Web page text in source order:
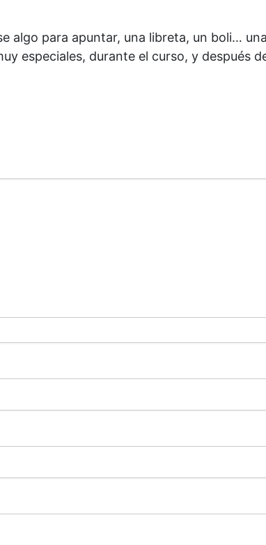
algo para apuntar, una libreta, un boli…
especiales, durante el curso, y después